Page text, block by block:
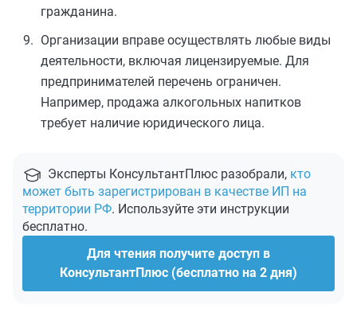
гражданина.
Организации вправе осуществлять любые виды
деятельности, включая лицензируемые. Для
предпринимателей перечень ограничен.
Например, продажа алкогольных напитков
требует наличие юридического лица.
Эксперты КонсультантПлюс разобрали, кто
может быть зарегистрирован в качестве ИП на
территории РФ. Используйте эти инструкции
бесплатно.
Для чтения получите доступ в
КонсультантПлюс (бесплатно на 2 дня)